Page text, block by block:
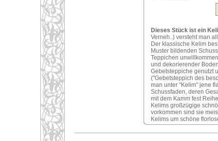
Dieses Stück ist ein
Verneh..) versteht man
Der klassische Kelim
Muster bildenden
Teppichen
und dekorierender
Gebetsteppiche genutzt
("Gebetsteppich des
man unter "Kelim" jene
Schussfaden, deren
mit dem Kamm fest
Kelims großzügige
vorkommen sind sie
Kelims um schöne